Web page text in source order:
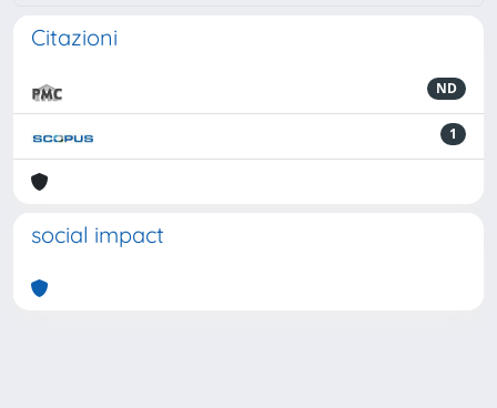
Citazioni
ND
1
social impact